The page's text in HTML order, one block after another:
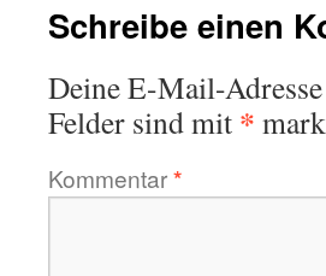
Schreibe einen
Deine E-Mail-
Felder sind mit *
Kommentar*